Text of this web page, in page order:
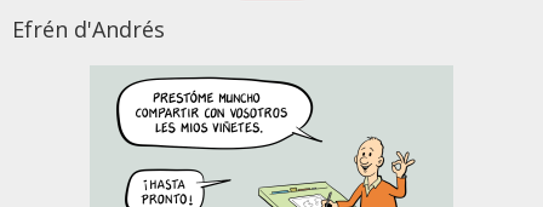
Efrén d'Andrés